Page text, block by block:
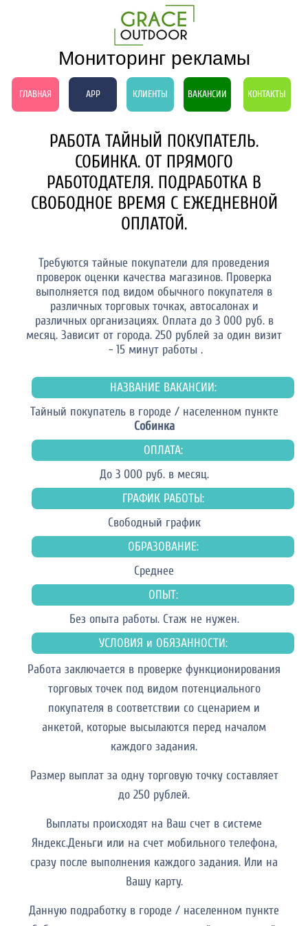
Мониторинг рекламы
ГЛАВНАЯ APP КЛИЕНТЫ ВАКАНСИИ КОНТАКТЫ
РАБОТА ТАЙНЫЙ ПОКУПАТЕЛЬ.
СОБИНКА. ОТ ПРЯМОГО
РАБОТОДАТЕЛЯ. ПОДРАБОТКА В
СВОБОДНОЕ ВРЕМЯ С ЕЖЕДНЕВНОЙ
ОПЛАТОЙ.
Требуются тайные покупатели для проведения
проверок оценки качества магазинов. Проверка
выполняется под видом обычного покупателя в
различных торговых точках, автосалонах и
различных организациях. Оплата до 3 000 руб. в
месяц. Зависит от города. 250 рублей за один визит
- 15 минут работы .
НАЗВАНИЕ ВАКАНСИИ:
Тайный покупатель в городе / населенном пункте
Собинка
ОПЛАТА:
До 3 000 руб. в месяц.
ГРАФИК РАБОТЫ:
Свободный график
ОБРАЗОВАНИЕ:
Среднее
ОПЫТ:
Без опыта работы. Cтаж не нужен.
УСЛОВИЯ и ОБЯЗАННОСТИ:
Работа заключается в проверке функционирования
торговых точек под видом потенциального
покупателя в соответствии со сценарием и
анкетой, которые высылаются перед началом
каждого задания.
Размер выплат за одну торговую точку составляет
до 250 рублей.
Выплаты происходят на Ваш счет в системе
Яндекс.Деньги или на счет мобильного телефона,
сразу после выполнения каждого задания. Или на
Вашу карту.
Данную подработку в городе / населенном пункте